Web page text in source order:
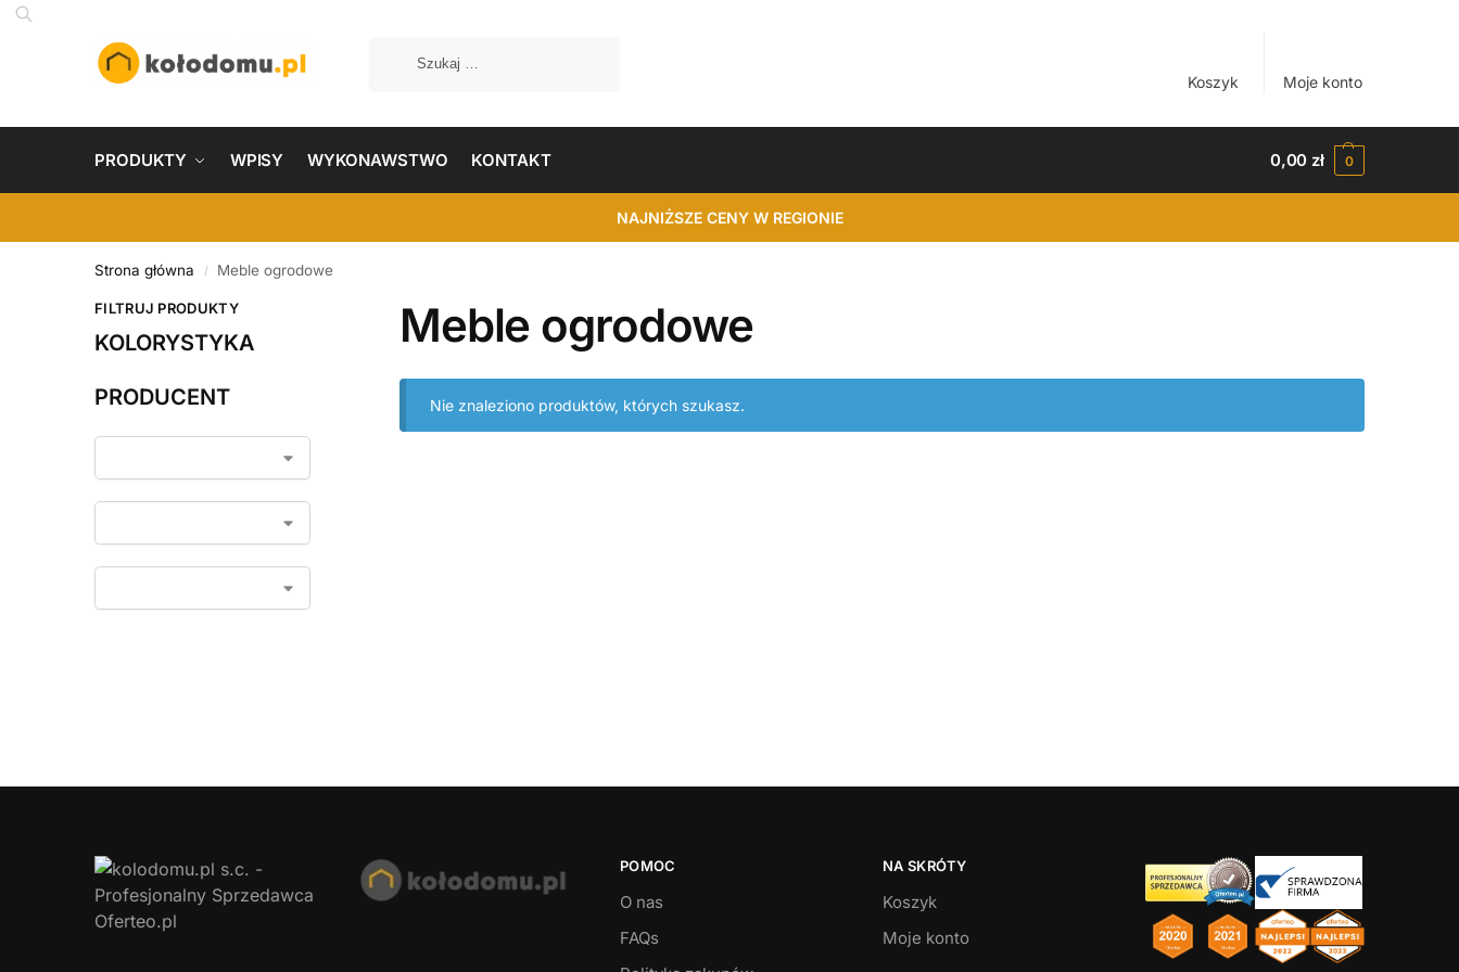
Koszyk Moje konto
PRODUKTY WPISY WYKONAWSTWO KONTAKT 0,00zł 0
NAJNIŻSZE CENY W REGIONIE
Strona główna / Meble ogrodowe
Meble ogrodowe
Nie znaleziono produktów, których szukasz.
FILTRUJ PRODUKTY
KOLORYSTYKA
PRODUCENT
POMOC
O nas
FAQs
NA SKRÓTY
Koszyk
Moje konto